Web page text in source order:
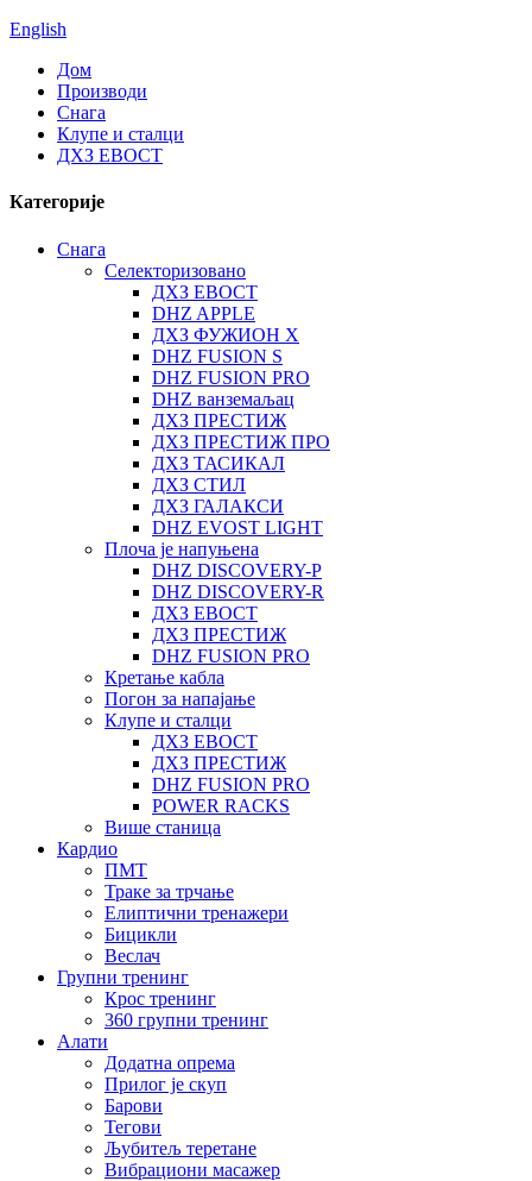
English
Дом
Производи
Снага
Клупе и сталци
ДХЗ ЕВОСТ
Категорије
Снага
Селекторизовано
ДХЗ ЕВОСТ
DHZ APPLE
ДХЗ ФУЖИОН Х
DHZ FUSION S
DHZ FUSION PRO
DHZ ванземаљац
ДХЗ ПРЕСТИЖ
ДХЗ ПРЕСТИЖ ПРО
ДХЗ ТАСИКАЛ
ДХЗ СТИЛ
ДХЗ ГАЛАКСИ
DHZ EVOST LIGHT
Плоча је напуњена
DHZ DISCOVERY-P
DHZ DISCOVERY-R
ДХЗ ЕВОСТ
ДХЗ ПРЕСТИЖ
DHZ FUSION PRO
Кретање кабла
Погон за напајање
Клупе и сталци
ДХЗ ЕВОСТ
ДХЗ ПРЕСТИЖ
DHZ FUSION PRO
POWER RACKS
Више станица
Кардио
ПМТ
Траке за трчање
Елиптични тренажери
Бицикли
Веслач
Групни тренинг
Крос тренинг
360 групни тренинг
Алати
Додатна опрема
Прилог је скуп
Барови
Тегови
Љубитељ теретане
Вибрациони масажер